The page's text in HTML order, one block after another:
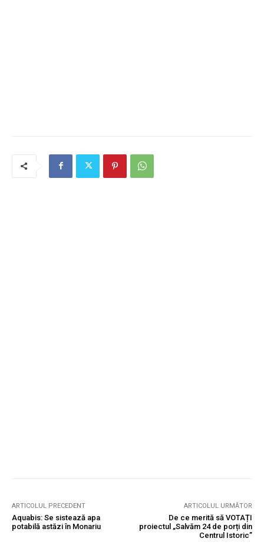
ARTICOLUL PRECEDENT
Aquabis: Se sistează apa
potabilă astăzi în Monariu
ARTICOLUL URMĂTOR
De ce merită să VOTAȚI
proiectul „Salvăm 24 de porți din
Centrul Istoric”